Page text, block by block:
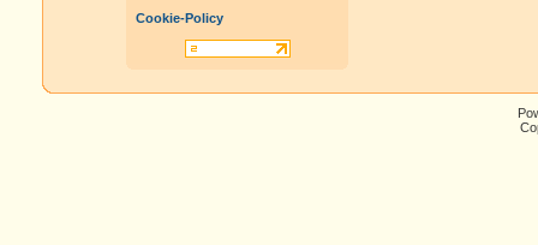
Cookie-Policy